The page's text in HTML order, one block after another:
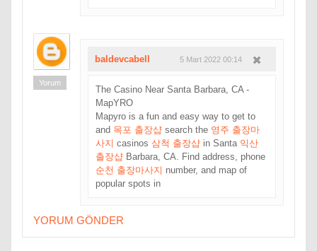
Yorum
baldevcabell 5 Mart 2022 00:14
The Casino Near Santa Barbara, CA -
MapYRO
Mapyro is a fun and easy way to get to
and 목포 출장샵 search the 영주 출장마
사지 casinos 삼척 출장샵 in Santa 익산
출장샵 Barbara, CA. Find address, phone
순천 출장마사지 number, and map of
popular spots in
YORUM GÖNDER